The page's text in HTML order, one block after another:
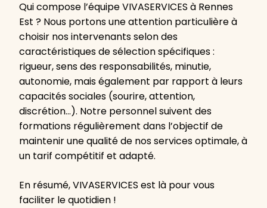
Qui compose l’équipe VIVASERVICES à Rennes
Est ? Nous portons une attention particulière à
choisir nos intervenants selon des
caractéristiques de sélection spécifiques :
rigueur, sens des responsabilités, minutie,
autonomie, mais également par rapport à leurs
capacités sociales (sourire, attention,
discrétion…). Notre personnel suivent des
formations régulièrement dans l’objectif de
maintenir une qualité de nos services optimale, à
un tarif compétitif et adapté.
En résumé, VIVASERVICES est là pour vous
faciliter le quotidien !